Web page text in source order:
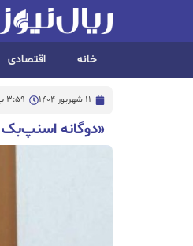
خانه اقتصادی
11 شهریور 1404 3:59 ب.ظ
«دوگانه اسنپ‌بک